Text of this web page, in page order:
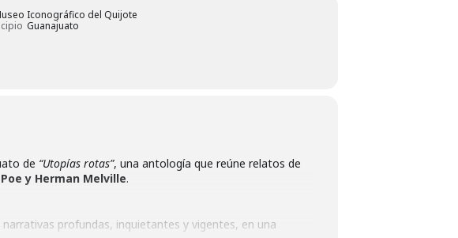
Iconográfico del Quijote
Guanajuato
de “Utopías rotas”, una antología que reúne relatos de
y Herman Melville.
profundas, inquietantes y vigentes, en una